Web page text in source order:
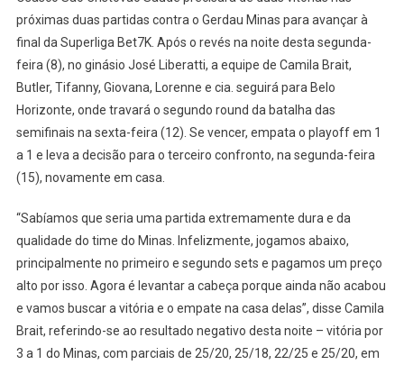
Perde
Para
O
Minas
Em
Casa
E
Busca
De
Empate
Na
Semifinal
Da
próximas duas partidas contra o Gerdau Minas para avançar à
final da Superliga Bet7K. Após o revés na noite desta segunda-
feira (8), no ginásio José Liberatti, a equipe de Camila Brait,
Butler, Tifanny, Giovana, Lorenne e cia. seguirá para Belo
Horizonte, onde travará o segundo round da batalha das
semifinais na sexta-feira (12). Se vencer, empata o playoff em 1
a 1 e leva a decisão para o terceiro confronto, na segunda-feira
(15), novamente em casa.
“Sabíamos que seria uma partida extremamente dura e da
qualidade do time do Minas. Infelizmente, jogamos abaixo,
principalmente no primeiro e segundo sets e pagamos um preço
alto por isso. Agora é levantar a cabeça porque ainda não acabou
e vamos buscar a vitória e o empate na casa delas”, disse Camila
Brait, referindo-se ao resultado negativo desta noite – vitória por
3 a 1 do Minas, com parciais de 25/20, 25/18, 22/25 e 25/20, em